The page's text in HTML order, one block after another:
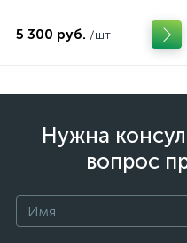
5 300 руб. /шт
Нужна
вопрос